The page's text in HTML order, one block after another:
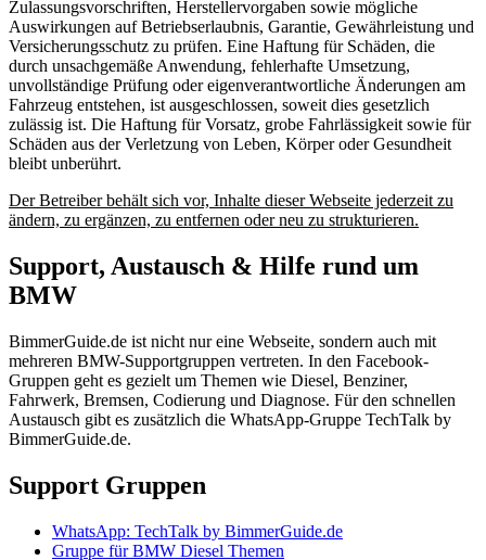
Zulassungsvorschriften, Herstellervorgaben sowie mögliche
Auswirkungen auf Betriebserlaubnis, Garantie, Gewährleistung und
Versicherungsschutz zu prüfen. Eine Haftung für Schäden, die
durch unsachgemäße Anwendung, fehlerhafte Umsetzung,
unvollständige Prüfung oder eigenverantwortliche Änderungen am
Fahrzeug entstehen, ist ausgeschlossen, soweit dies gesetzlich
zulässig ist. Die Haftung für Vorsatz, grobe Fahrlässigkeit sowie für
Schäden aus der Verletzung von Leben, Körper oder Gesundheit
bleibt unberührt.
Der Betreiber behält sich vor, Inhalte dieser Webseite jederzeit zu
ändern, zu ergänzen, zu entfernen oder neu zu strukturieren.
Support, Austausch & Hilfe rund um
BMW
BimmerGuide.de ist nicht nur eine Webseite, sondern auch mit
mehreren BMW-Supportgruppen vertreten. In den Facebook-
Gruppen geht es gezielt um Themen wie Diesel, Benziner,
Fahrwerk, Bremsen, Codierung und Diagnose. Für den schnellen
Austausch gibt es zusätzlich die WhatsApp-Gruppe TechTalk by
BimmerGuide.de.
Support Gruppen
WhatsApp: TechTalk by BimmerGuide.de
Gruppe für BMW Diesel Themen